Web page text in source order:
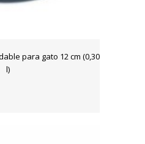
para gato 12 cm (0,30
l)